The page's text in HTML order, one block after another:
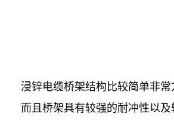
浸锌电缆桥架结构比较简单非常
而且桥架具有较强的耐冲性以及